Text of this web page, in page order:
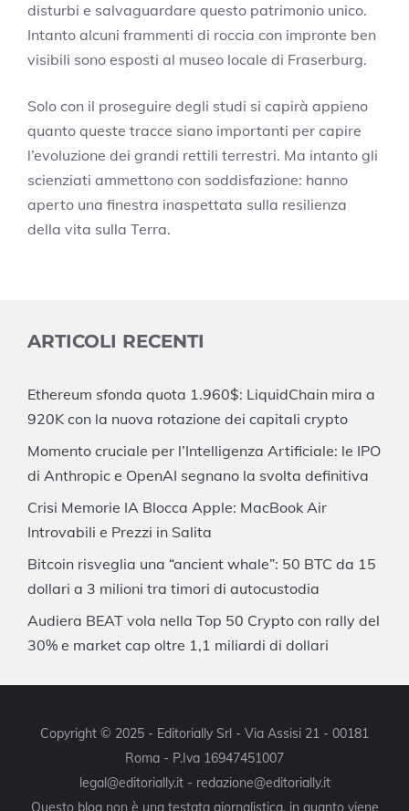
disturbi e salvaguardare questo patrimonio unico.
Intanto alcuni frammenti di roccia con impronte ben
visibili sono esposti al museo locale di Fraserburg.
Solo con il proseguire degli studi si capirà appieno
quanto queste tracce siano importanti per capire
l’evoluzione dei grandi rettili terrestri. Ma intanto gli
scienziati ammettono con soddisfazione: hanno
aperto una finestra inaspettata sulla resilienza
della vita sulla Terra.
ARTICOLI RECENTI
Ethereum sfonda quota 1.960$: LiquidChain mira a
920K con la nuova rotazione dei capitali crypto
Momento cruciale per l’Intelligenza Artificiale: le IPO
di Anthropic e OpenAI segnano la svolta definitiva
Crisi Memorie IA Blocca Apple: MacBook Air
Introvabili e Prezzi in Salita
Bitcoin risveglia una “ancient whale”: 50 BTC da 15
dollari a 3 milioni tra timori di autocustodia
Audiera BEAT vola nella Top 50 Crypto con rally del
30% e market cap oltre 1,1 miliardi di dollari
Copyright © 2025 - Editorially Srl - Via Assisi 21 - 00181
Roma - P.Iva 16947451007
legal@editorially.it - redazione@editorially.it
Questo blog non è una testata giornalistica, in quanto viene